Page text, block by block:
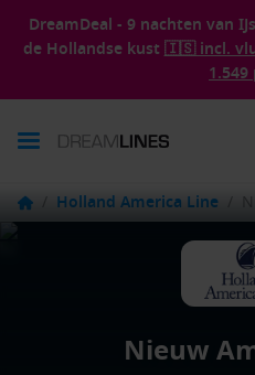
DreamDeal - 9 nachten van
de Hollandse kust 🇮🇸 incl.
1.549
/ Holland America Line /
Nieuw